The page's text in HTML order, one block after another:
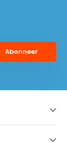
Abonneer